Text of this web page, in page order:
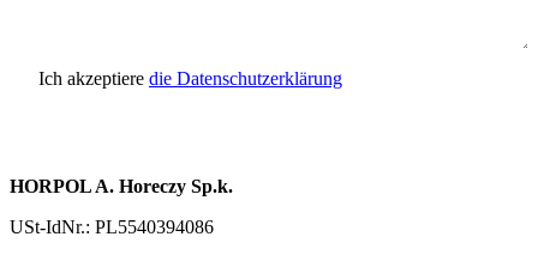
Ich akzeptiere die Datenschutzerklärung
HORPOL A. Horeczy Sp.k.
USt-IdNr.: PL5540394086